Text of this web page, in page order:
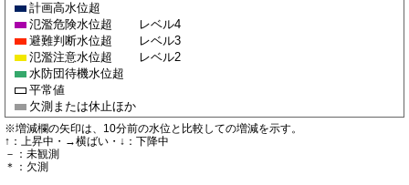
計画高水位超
氾濫危険水位超
レベル4
避難判断水位超
レベル3
氾濫注意水位超
レベル2
水防団待機水位超
平常値
欠測または休止ほか
※増減欄の矢印は、10分前の水位と比較しての増減を示す。
↑：上昇中・→横ばい・↓：下降中
－：未観測
＊：欠測